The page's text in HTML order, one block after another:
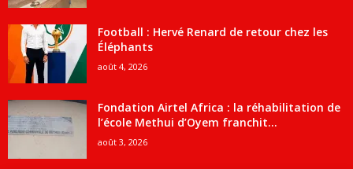
Football : Hervé Renard de retour chez les
Éléphants
août 4, 2026
Fondation Airtel Africa : la réhabilitation de
l’école Methui d’Oyem franchit...
août 3, 2026